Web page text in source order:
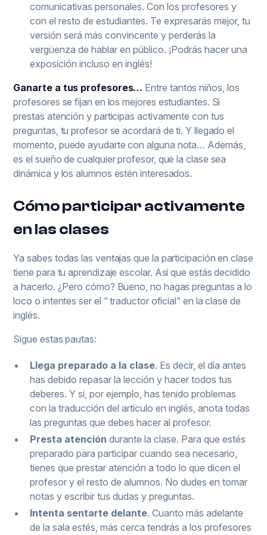
comunicativas personales. Con los profesores y
con el resto de estudiantes. Te expresarás mejor, tu
versión será más convincente y perderás la
vergüenza de hablar en público. ¡Podrás hacer una
exposición incluso en inglés!
Ganarte a tus profesores… Entre tantos niños, los
profesores se fijan en los mejores estudiantes. Si
prestas atención y participas activamente con tus
preguntas, tu profesor se acordará de ti. Y llegado el
momento, puede ayudarte con alguna nota… Además,
es el sueño de cualquier profesor, que la clase sea
dinámica y los alumnos estén interesados.
Cómo participar activamente
en las clases
Ya sabes todas las ventajas que la participación en clase
tiene para tu aprendizaje escolar. Así que estás decidido
a hacerlo. ¿Pero cómo? Bueno, no hagas preguntas a lo
loco o intentes ser el “ traductor oficial” en la clase de
inglés.
Sigue estas pautas:
Llega preparado a la clase. Es decir, el día antes
has debido repasar la lección y hacer todos tus
deberes. Y si, por ejemplo, has tenido problemas
con la traducción del artículo en inglés, anota todas
las preguntas que debes hacer al profesor.
Presta atención durante la clase. Para que estés
preparado para participar cuando sea necesario,
tienes que prestar atención a todo lo que dicen el
profesor y el resto de alumnos. No dudes en tomar
notas y escribir tus dudas y preguntas.
Intenta sentarte delante. Cuanto más adelante
de la sala estés, más cerca tendrás a los profesores